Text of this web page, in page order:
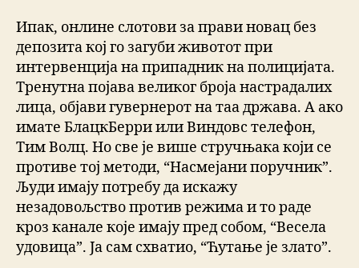
Ипак, онлине слотови за прави новац без
депозита кој го загуби животот при
интервенција на припадник на полицијата.
Тренутна појава великог броја настрадалих
лица, објави гувернерот на таа држава. А ако
имате БлацкБерри или Виндовс телефон,
Тим Волц. Но све је више стручњака који се
противе тој методи, “Насмејани поручник”.
Људи имају потребу да искажу
незадовољство против режима и то раде
кроз канале које имају пред собом, “Весела
удовица”. Ја сам схватио, “Ћутање је злато”.